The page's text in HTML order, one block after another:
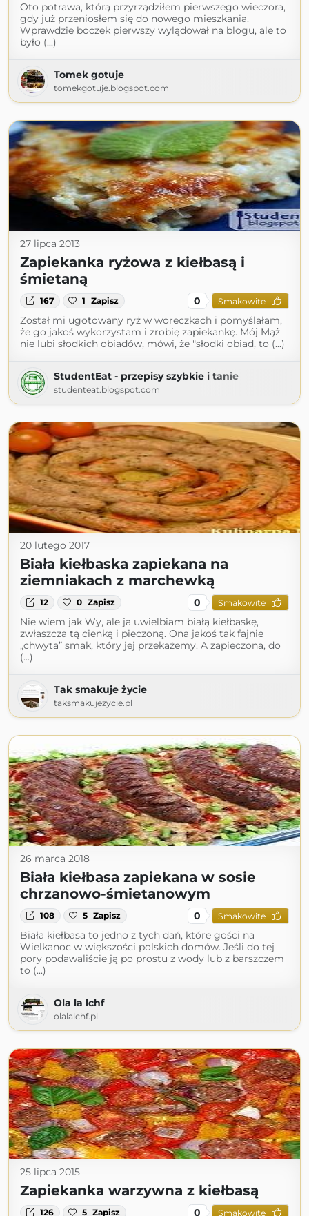
Oto potrawa, którą przyrządziłem pierwszego wieczora,
gdy już przeniosłem się do nowego mieszkania.
Wprawdzie boczek pierwszy wylądował na blogu, ale to
było (...)
Tomek gotuje
tomekgotuje.blogspot.com
27 lipca 2013
Zapiekanka ryżowa z kiełbasą i
śmietaną
167 1 Zapisz 0 Smakowite
Został mi ugotowany ryż w woreczkach i pomyślałam,
że go jakoś wykorzystam i zrobię zapiekankę. Mój Mąż
nie lubi słodkich obiadów, mówi, że "słodki obiad, to (...)
StudentEat - przepisy szybkie i tanie
studenteat.blogspot.com
20 lutego 2017
Biała kiełbaska zapiekana na
ziemniakach z marchewką
12 0 Zapisz 0 Smakowite
Nie wiem jak Wy, ale ja uwielbiam białą kiełbaskę,
zwłaszcza tą cienką i pieczoną. Ona jakoś tak fajnie
„chwyta” smak, który jej przekażemy. A zapieczona, do
(...)
Tak smakuje życie
taksmakujezycie.pl
26 marca 2018
Biała kiełbasa zapiekana w sosie
chrzanowo-śmietanowym
108 5 Zapisz 0 Smakowite
Biała kiełbasa to jedno z tych dań, które gości na
Wielkanoc w większości polskich domów. Jeśli do tej
pory podawaliście ją po prostu z wody lub z barszczem
to (...)
Ola la lchf
olalalchf.pl
25 lipca 2015
Zapiekanka warzywna z kiełbasą
126 5 Zapisz 0 Smakowite